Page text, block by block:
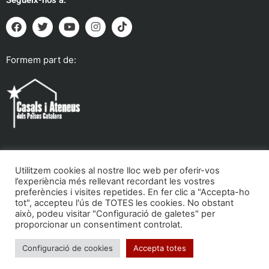
Formem part de:
Troba'ns a:
Utilitzem cookies al nostre lloc web per oferir-vos
l’experiència més rellevant recordant les vostres
preferències i visites repetides. En fer clic a "Accepta-ho
tot", accepteu l'ús de TOTES les cookies. No obstant
això, podeu visitar "Configuració de galetes" per
proporcionar un consentiment controlat.
Configuració de cookies Accepta totes